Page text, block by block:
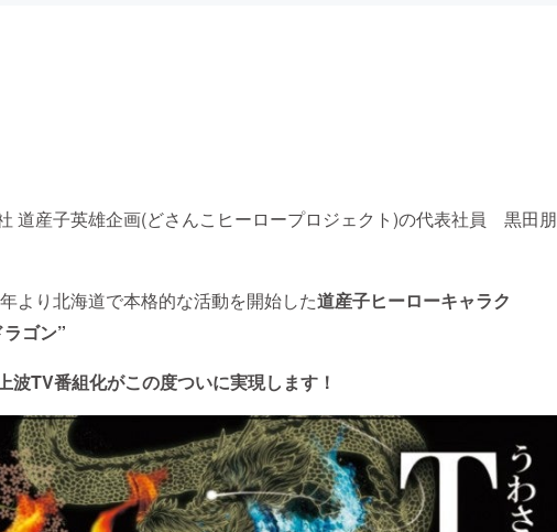
道産子英雄企画(どさんこヒーロープロジェクト)の代表社員 黒田朋
より北海道で本格的な活動を開始した道産子ヒーローキャラク
ゴン”
波TV番組化がこの度ついに実現します！